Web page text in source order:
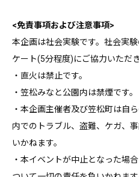
<免責事項および注意事項>
本企画は社会実験です。社会実
ケート(5分程度)にご協力いただ
・直火は禁止です。
・笠松みなと公園内は禁煙です。
・本企画主催者及び笠松町は自
内でのトラブル、盗難、ケガ、
いかねます。
・本イベントが中止となった場